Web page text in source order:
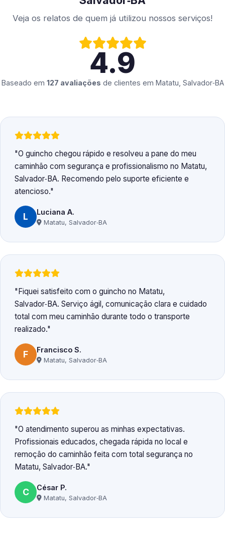
Veja os relatos de quem já utilizou nossos serviços!
4.9
Baseado em 127 avaliações de clientes em Matatu, Salvador‑BA
O guincho chegou rápido e resolveu a pane do meu
caminhão com segurança e profissionalismo no Matatu,
Salvador‑BA. Recomendo pelo suporte eficiente e
atencioso.
L Luciana A.
Matatu, Salvador‑BA
Fiquei satisfeito com o guincho no Matatu,
Salvador‑BA. Serviço ágil, comunicação clara e cuidado
total com meu caminhão durante todo o transporte
realizado.
F Francisco S.
Matatu, Salvador‑BA
O atendimento superou as minhas expectativas.
Profissionais educados, chegada rápida no local e
remoção do caminhão feita com total segurança no
Matatu, Salvador‑BA.
C César P.
Matatu, Salvador‑BA